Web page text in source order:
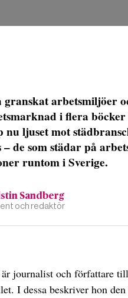
arbetsmiljöer
i flera
ljuset mot
de som städar på
runtom i Sverige.
Sandberg
och redaktör
är journalist och författare
I dessa beskriver hon